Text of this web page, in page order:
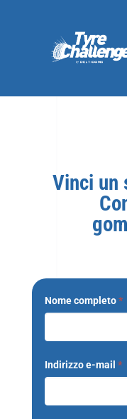
Vinci un
Nome completo*
Indirizzo e-mail *